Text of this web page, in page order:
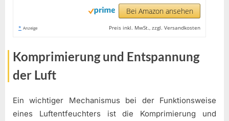
Bei Amazon ansehen
* Anzeige Preis inkl. MwSt., zzgl. Versandkosten
Komprimierung und Entspannung
der Luft
Ein wichtiger Mechanismus bei der Funktionsweise
eines Luftentfeuchters ist die Komprimierung und